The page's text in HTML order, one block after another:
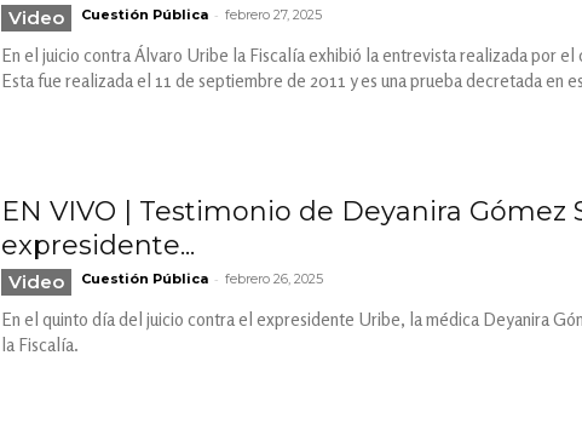
Video Cuestión Pública - febrero 27, 2025
En el juicio contra Álvaro Uribe la Fiscalía exhibió la entrevista realizada por
Esta fue realizada el 11 de septiembre de 2011 y es una prueba decretada en
EN VIVO | Testimonio de Deyanira
expresidente...
Video Cuestión Pública - febrero 26, 2025
En el quinto día del juicio contra el expresidente Uribe, la médica Deyanira
la Fiscalía.